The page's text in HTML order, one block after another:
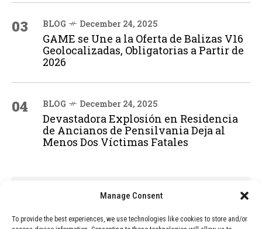
Manage Consent
To provide the best experiences, we use technologies like cookies to store and/or
03 BLOG December 24, 2025
GAME se Une a la Oferta de Balizas V16
Geolocalizadas, Obligatorias a Partir de
2026
04 BLOG December 24, 2025
Devastadora Explosión en Residencia
de Ancianos de Pensilvania Deja al
Menos Dos Víctimas Fatales